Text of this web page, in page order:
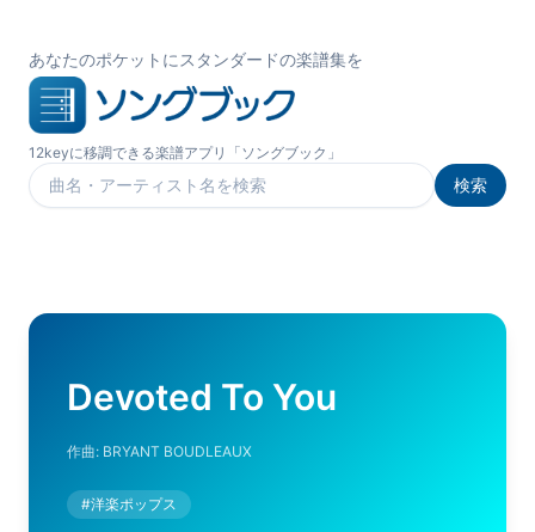
あなたのポケットにスタンダードの楽譜集を
12keyに移調できる楽譜アプリ「ソングブック」
楽曲を検索
検索
Devoted To You
作曲: BRYANT BOUDLEAUX
#洋楽ポップス